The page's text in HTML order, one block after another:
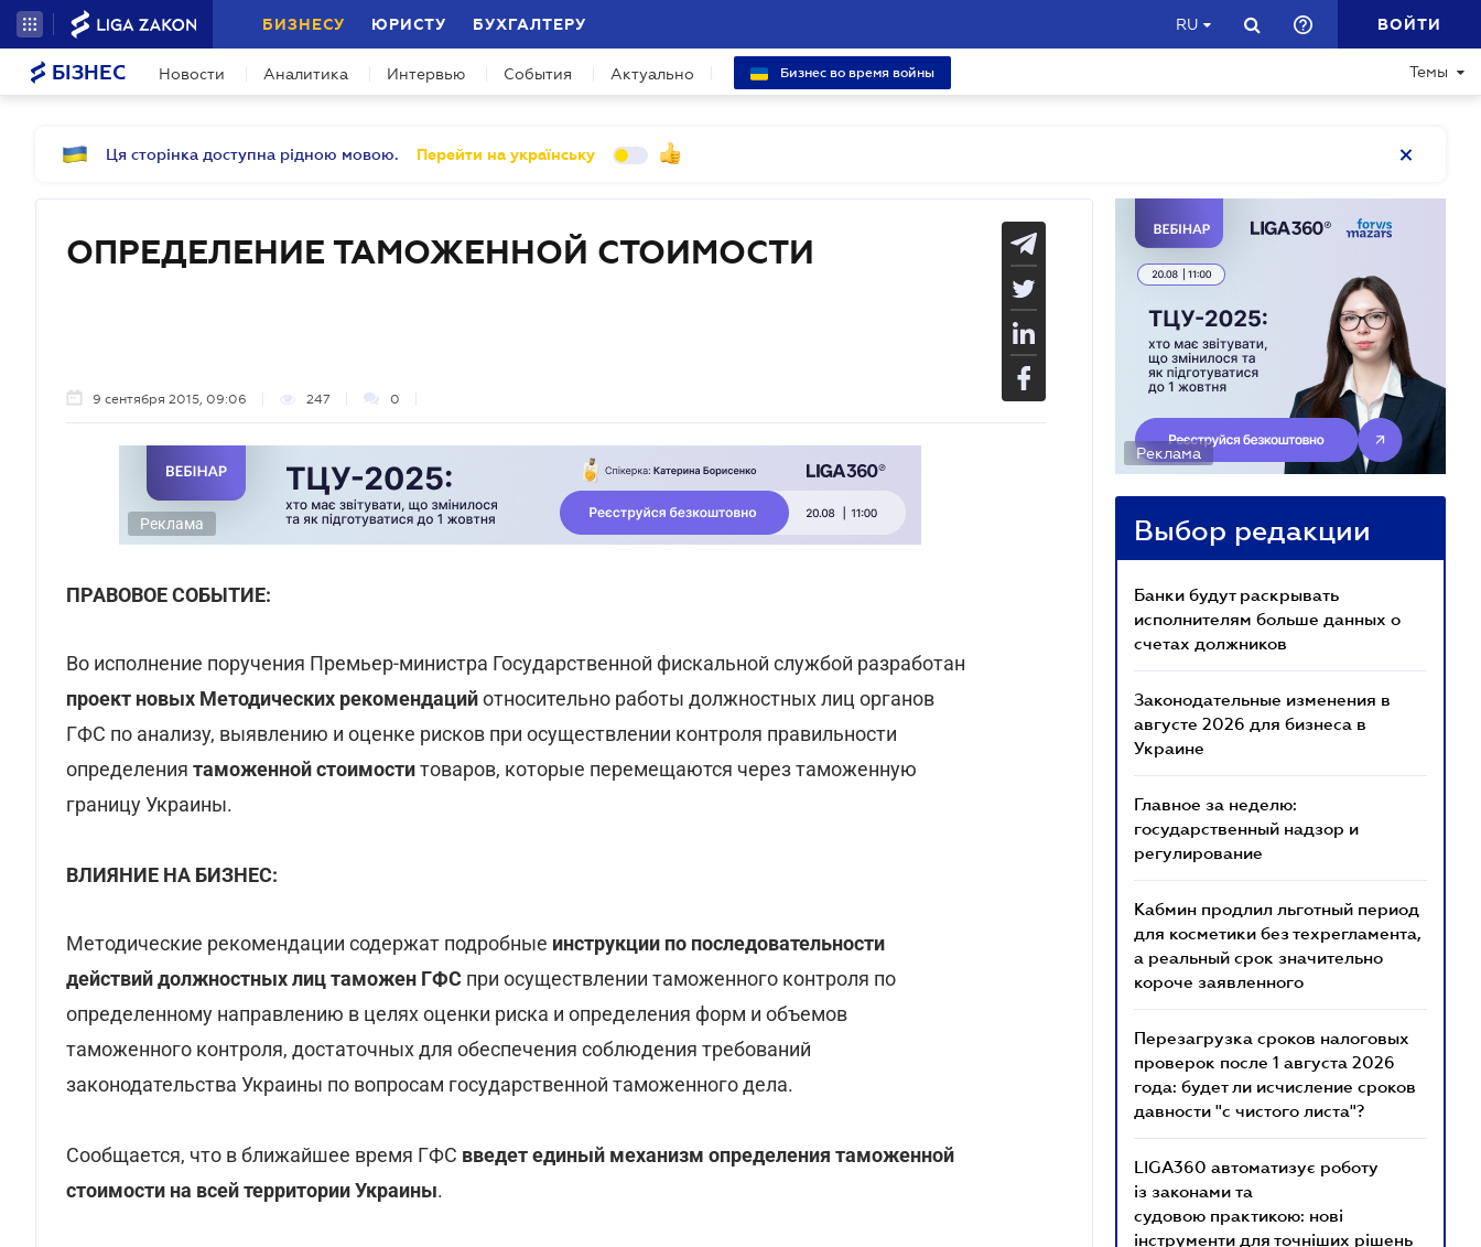
БИЗНЕСУ ЮРИСТУ БУХГАЛТЕРУ RU ВОЙТИ
БІЗНЕС Новости Аналитика Интервью События Актуально Бизнес во время войны Темы
Ця сторінка доступна рідною мовою. Перейти на українську
ОПРЕДЕЛЕНИЕ ТАМОЖЕННОЙ СТОИМОСТИ
9 сентября 2015, 09:06 247 0
Реклама
ПРАВОВОЕ СОБЫТИЕ:
Во исполнение поручения Премьер-министра Государственной фискальной службой разработан
проект новых Методических рекомендацийотносительно работы должностных лиц органов
ГФС по анализу, выявлению и оценке рисков при осуществлении контроля правильности
определения таможенной стоимоститоваров, которые перемещаются через таможенную
границу Украины.
ВЛИЯНИЕ НА БИЗНЕС:
Методические рекомендации содержат подробные инструкции по последовательности
действий должностных лиц таможен ГФС при осуществлении таможенного контроля по
определенному направлению в целях оценки риска и определения форм и объемов
таможенного контроля, достаточных для обеспечения соблюдения требований
законодательства Украины по вопросам государственной таможенного дела.
Сообщается, что в ближайшее время ГФС введет единый механизм определения таможенной
стоимости на всей территории Украины.
Реклама
Выбор редакции
Банки будут раскрывать
исполнителям больше данных о
счетах должников
Законодательные изменения в
августе 2026 для бизнеса в
Украине
Главное за неделю:
государственный надзор и
регулирование
Кабмин продлил льготный период
для косметики без техрегламента,
а реальный срок значительно
короче заявленного
Перезагрузка сроков налоговых
проверок после 1 августа 2026
года: будет ли исчисление сроков
давности "с чистого листа"?
LIGA360 автоматизує роботу
із законами та
судовою практикою: нові
інструменти для точніших рішень